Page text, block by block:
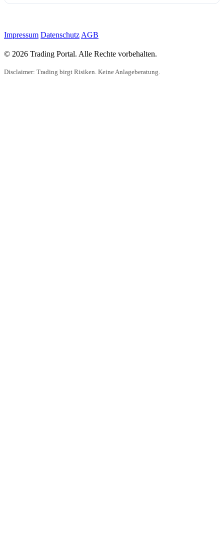
Impressum Datenschutz AGB
© 2026 Trading Portal. Alle Rechte vorbehalten.
Disclaimer: Trading birgt Risiken. Keine Anlageberatung.